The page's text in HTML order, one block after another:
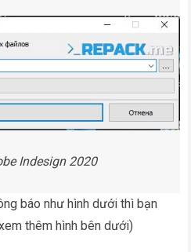
Indesign 2020
báo như hình dưới thì bạn
thêm hình bên dưới)